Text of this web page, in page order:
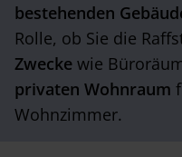
bestehenden
Rolle, ob Sie die
Zwecke wie
privaten Wohnraum
Wohnzimmer.